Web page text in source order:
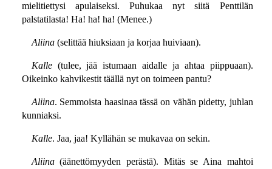
mielitiettysi apulaiseksi. Puhukaa nyt siitä Penttilän
palstatilasta! Ha! ha! ha! (Menee.)
Aliina(selittää hiuksiaan ja korjaa huiviaan).
Kalle(tulee, jää istumaan aidalle ja ahtaa piippuaan).
Oikeinko kahvikestit täällä nyt on toimeen pantu?
Aliina. Semmoista haasinaa tässä on vähän pidetty, juhlan
kunniaksi.
Kalle. Jaa, jaa! Kyllähän se mukavaa on sekin.
Aliina(äänettömyyden perästä). Mitäs se Aina mahtoi